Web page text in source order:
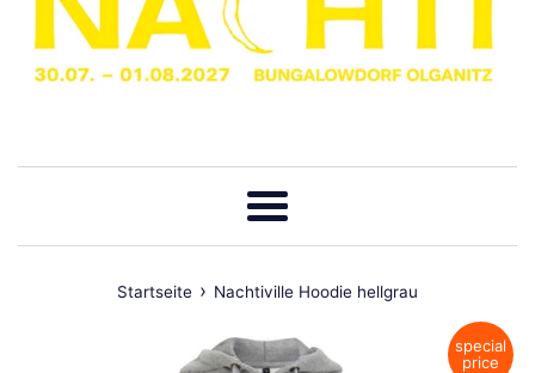
Menü
Startseite › Nachtiville Hoodie hellgrau
special
price